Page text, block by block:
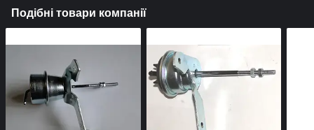
Подібні товари компанії